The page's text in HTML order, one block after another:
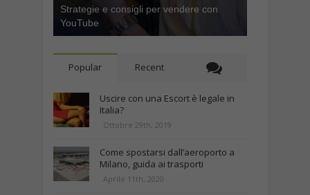
Strategie e consigli per vendere con
YouTube
Popular Recent
Uscire con una Escort è legale in
Italia?
Ottobre 29th, 2019
Come spostarsi dall’aeroporto a
Milano, guida ai trasporti
Aprile 11th, 2020